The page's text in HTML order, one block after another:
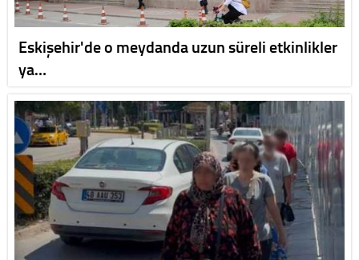
Eskişehir'de o meydanda uzun süreli etkinlikler
ya…